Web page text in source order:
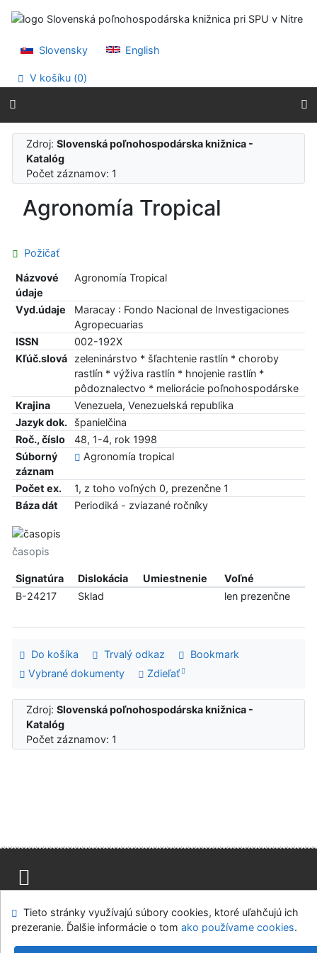
Prejsť na menu
Slovensky
English
V košíku (0)
Zdroj:Slovenská poľnohospodárska knižnica -
Katalóg
Počet záznamov: 1
Agronomía Tropical
Požičať
Názvové
údaje
Agronomía Tropical
Vyd.údaje
Maracay : Fondo Nacional de Investigaciones
Agropecuarias
ISSN
002-192X
Kľúč.slová
zeleninárstvo * šľachtenie rastlín * choroby
rastlín * výživa rastlín * hnojenie rastlín *
pôdoznalectvo * meliorácie poľnohospodárske
Krajina
Venezuela, Venezuelská republika
Jazyk dok.
španielčina
Roč., číslo
48, 1-4, rok 1998
Súborný
záznam
Agronomía tropical
Počet ex.
1, z toho voľných 0, prezenčne 1
Báza dát
Periodiká - zviazané ročníky
časopis
Signatúra Dislokácia Umiestnenie
Voľné
B-24217
Sklad len prezenčne
Do košíka Trvalý odkaz
Bookmark
Vybrané dokumenty
Zdieľať
Zdroj:Slovenská poľnohospodárska knižnica -
Katalóg
Počet záznamov: 1
Modul OpenSearch
Napíšte nám Nastavenie cookies
Tieto stránky využívajú súbory cookies, ktoré uľahčujú ich
prezeranie. Ďalšie informácie o tom ako používame cookies.